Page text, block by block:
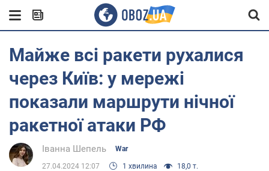
Майже всі ракети рухалися
через Київ: у мережі
показали маршрути нічної
ракетної атаки РФ
Іванна Шепель War
27.04.2024 12:07 1 хвилина 18,0 т.